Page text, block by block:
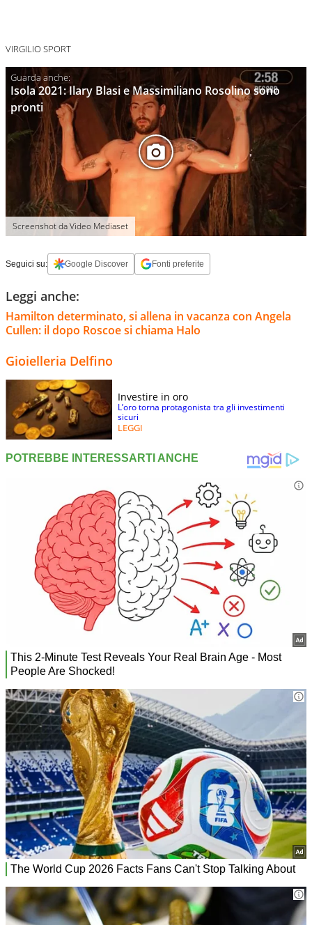
VIRGILIO SPORT
Isola 2021: Ilary Blasi e Massimiliano Rosolino sono
pronti
Screenshot da Video Mediaset
Seguici su: Google Discover Fonti preferite
Leggi anche:
Hamilton determinato, si allena in vacanza con Angela
Cullen: il dopo Roscoe si chiama Halo
Gioielleria Delfino
Investire in oro
L’oro torna protagonista tra gli investimenti
sicuri
LEGGI